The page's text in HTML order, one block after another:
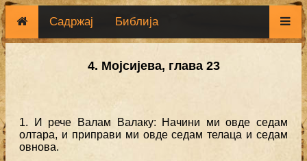
Садржај Библија
4. Мојсијева, глава 23
1. И рече Валам Валаку: Начини ми овде седам
олтара, и приправи ми овде седам телаца и седам
овнова.